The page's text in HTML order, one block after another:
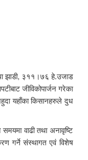
झाडी, ३११।७६ हे.उजाड
जीविकोपार्जन गरेका
यहाँका किसानहरुले दुध
वाढी तथा अनावृष्टि
गर्ने संस्थागत एवं विशेष